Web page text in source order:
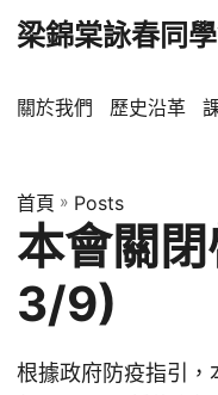
梁錦棠詠春同
關於我們 歷史沿革
首頁 » Posts
本會關
3/9)
根據政府防疫指引